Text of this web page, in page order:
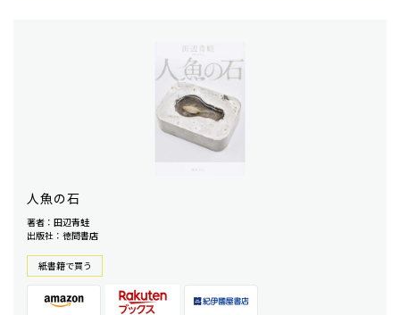
人魚の石
著者：田辺青蛙
出版社：徳間書店
紙書籍で買う